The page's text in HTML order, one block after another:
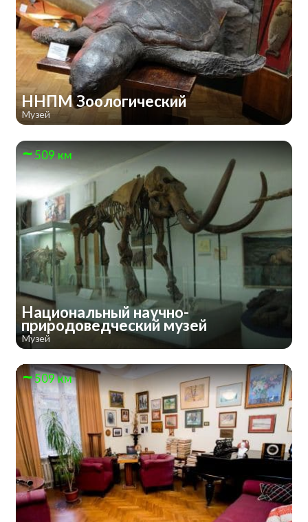
ННПМ Зоологический
Музей
509 км
Национальный научно-
природоведческий музей
Музей
509 км